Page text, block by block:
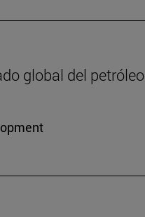
global del petróleo